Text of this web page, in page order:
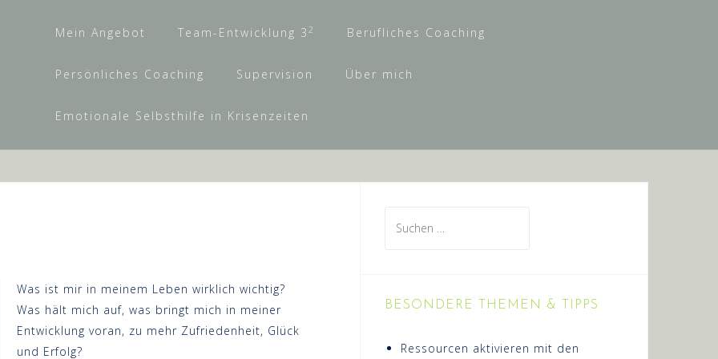
Mein Angebot Team-Entwicklung 3 2 Berufliches Coaching
Persönliches Coaching Supervision Über mich
Emotionale Selbsthilfe in Krisenzeiten
Was ist mir in meinem Leben wirklich wichtig?
Was hält mich auf, was bringt mich in meiner
Entwicklung voran, zu mehr Zufriedenheit, Glück
und Erfolg?
nach:
BESONDERE THEMEN & TIPPS
Ressourcen aktivieren mit den